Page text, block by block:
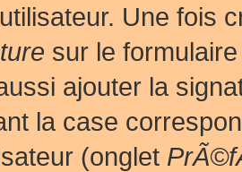
Une fois
sur le
ajouter la
la case
(onglet